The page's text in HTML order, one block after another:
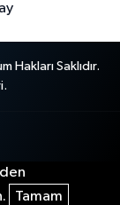
Saklıdır.
Tamam